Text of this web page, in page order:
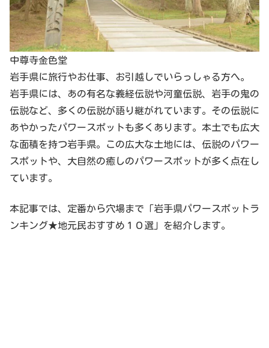
中尊寺金色堂
岩手県に旅行やお仕事、お引越しでいらっしゃる方へ。
岩手県には、あの有名な義経伝説や河童伝説、岩手の鬼の
伝説など、多くの伝説が語り継がれています。その伝説に
あやかったパワースポットも多くあります。本土でも広大
な面積を持つ岩手県。この広大な土地には、伝説のパワー
スポットや、大自然の癒しのパワースポットが多く点在し
ています。
本記事では、定番から穴場まで「岩手県パワースポットラ
ンキング★地元民おすすめ１０選」を紹介します。